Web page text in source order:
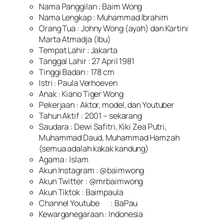
Nama Panggilan : Baim Wong
Nama Lengkap : Muhammad Ibrahim
Orang Tua : Johny Wong (ayah) dan Kartini
Marta Atmadja (Ibu)
Tempat Lahir : Jakarta
Tanggal Lahir : 27 April 1981
Tinggi Badan : 178 cm
Istri : Paula Verhoeven
Anak : Kiano Tiger Wong
Pekerjaan : Aktor, model, dan Youtuber
Tahun Aktif : 2001 – sekarang
Saudara : Dewi Safitri, Kiki Zea Putri,
Muhammad Daud, Muhammad Hamzah
(semua adalah kakak kandung)
Agama : Islam
Akun Instagram : @baimwong
Akun Twitter : @mrbaimwong
Akun Tiktok : Baimpaula
Channel Youtube
: BaPau
Kewarganegaraan : Indonesia